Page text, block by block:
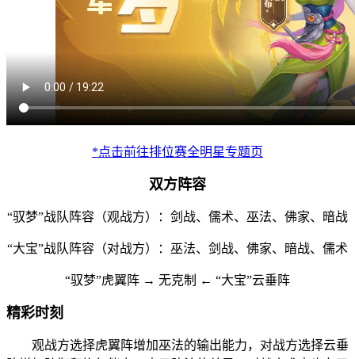
*点击前往排位赛全明星专题页
双方阵容
“驭梦”战队阵容（观战方）：剑战、儒术、巫法、佛家、暗战
“大宝”战队阵容（对战方）：巫法、剑战、佛家、暗战、儒术
“驭梦”虎翼阵 → 无克制 ← “大宝”云垂阵
精彩时刻
观战方选择虎翼阵增加巫法的输出能力，对战方选择云垂